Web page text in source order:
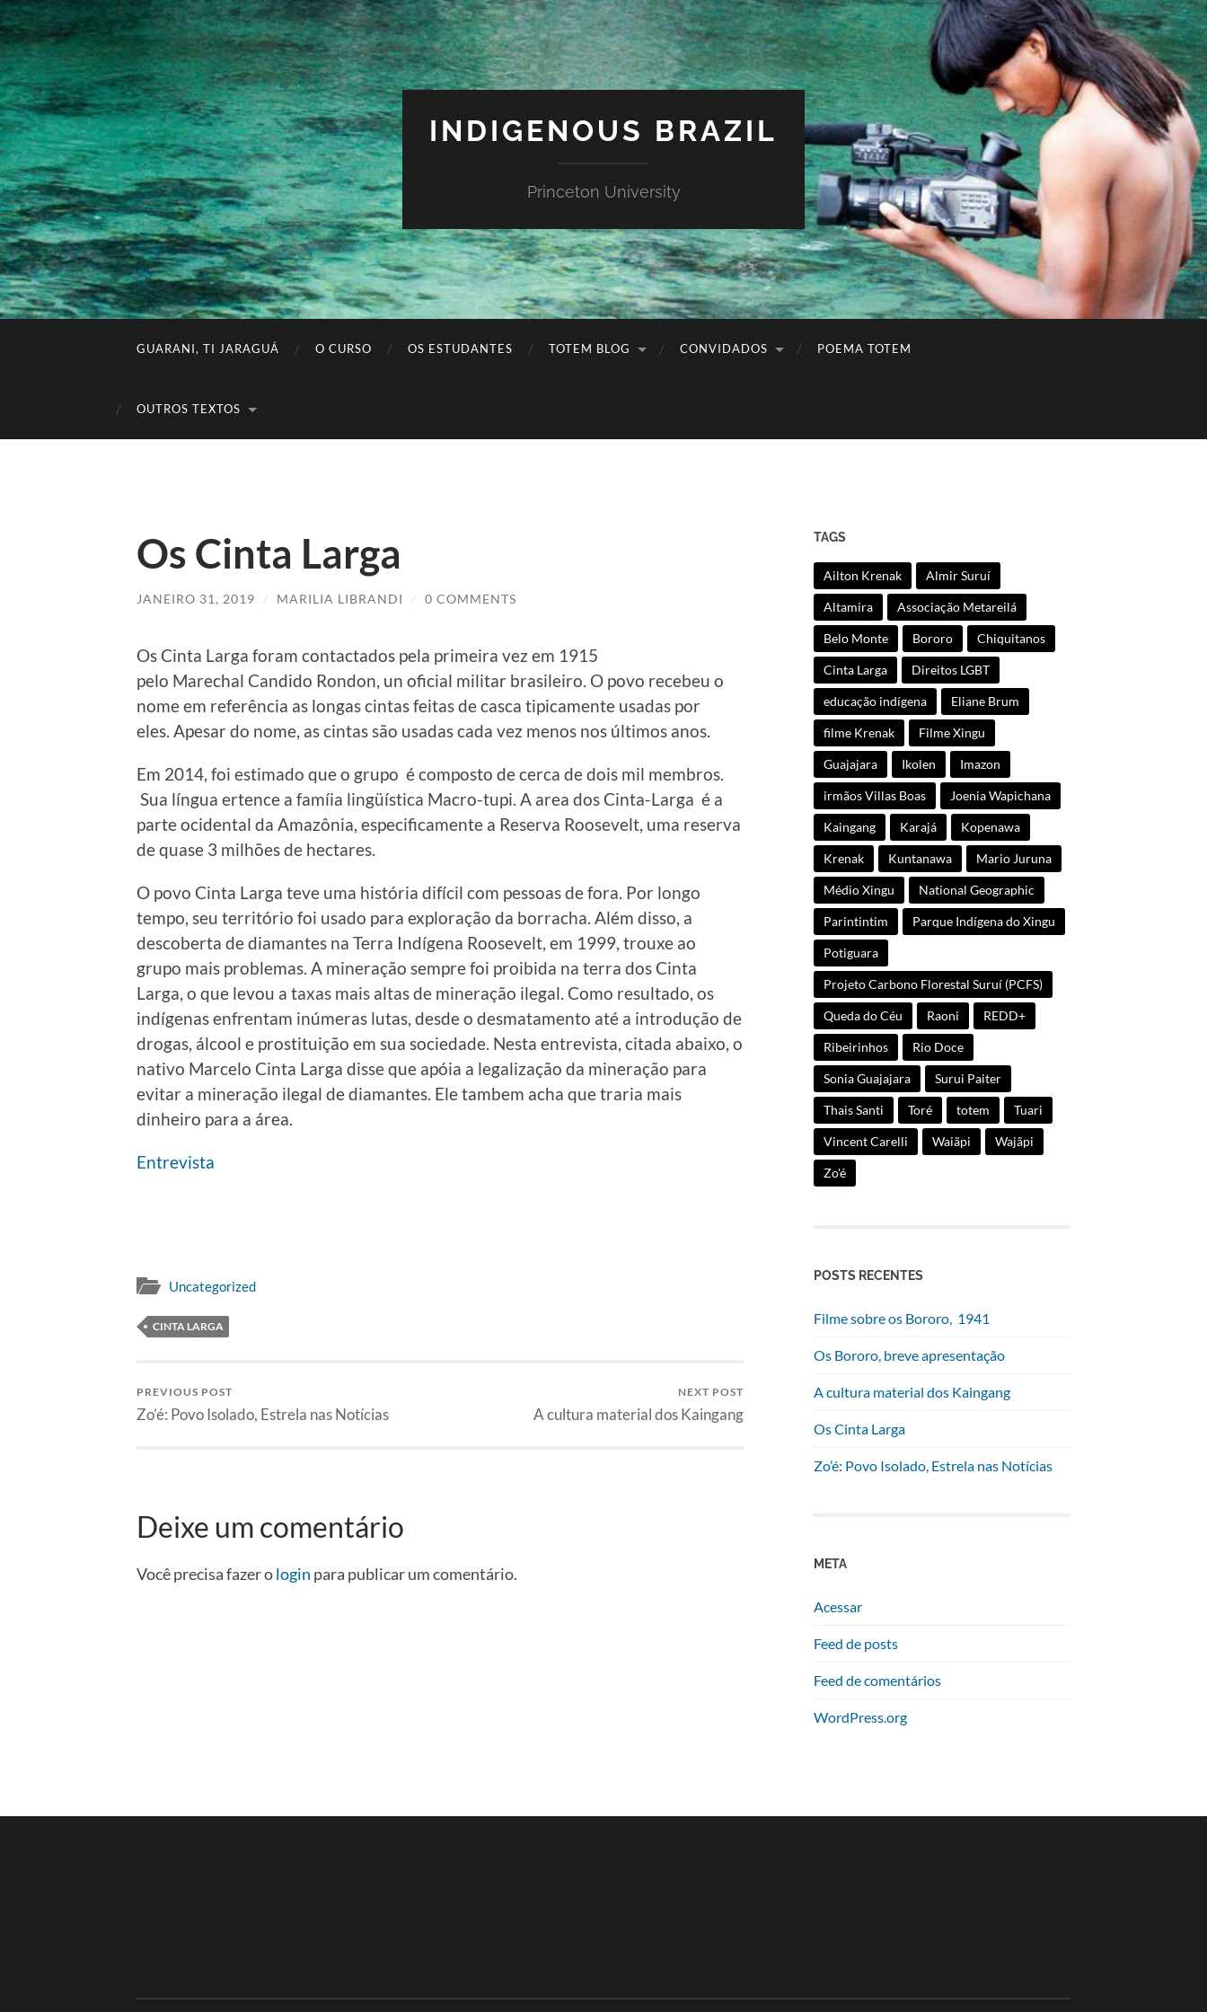
INDIGENOUS BRAZIL
Princeton University
GUARANI, TI JARAGUÁ O CURSO OS ESTUDANTES TOTEM BLOG CONVIDADOS POEMA TOTEM
OUTROS TEXTOS
Os Cinta Larga
JANEIRO 31, 2019 / MARILIA LIBRANDI / 0 COMMENTS
Os Cinta Larga foram contactados pela primeira vez em 1915
pelo Marechal Candido Rondon, un oficial militar brasileiro. O povo recebeu o
nome em referência as longas cintas feitas de casca tipicamente usadas por
eles. Apesar do nome, as cintas são usadas cada vez menos nos últimos anos.
Em 2014, foi estimado que o grupo é composto de cerca de dois mil membros.
Sua língua ertence a famíia lingüística Macro-tupi. A area dos Cinta-Larga é a
parte ocidental da Amazônia, especificamente a Reserva Roosevelt, uma reserva
de quase 3 milhões de hectares.
O povo Cinta Larga teve uma história difícil com pessoas de fora. Por longo
tempo, seu território foi usado para exploração da borracha. Além disso, a
descoberta de diamantes na Terra Indígena Roosevelt, em 1999, trouxe ao
grupo mais problemas. A mineração sempre foi proibida na terra dos Cinta
Larga, o que levou a taxas mais altas de mineração ilegal. Como resultado, os
indígenas enfrentam inúmeras lutas, desde o desmatamento até a introdução de
drogas, álcool e prostituição em sua sociedade. Nesta entrevista, citada abaixo, o
nativo Marcelo Cinta Larga disse que apóia a legalização da mineração para
evitar a mineração ilegal de diamantes. Ele tambem acha que traria mais
dinheiro para a área.
Entrevista
Uncategorized
CINTA LARGA
PREVIOUS POST
Zo’é: Povo Isolado, Estrela nas Notícias
NEXT POST
A cultura material dos Kaingang
Deixe um comentário
Você precisa fazer ologin para publicar um comentário.
TAGS
Ailton Krenak Almir Suruí
Altamira Associação Metareilá
Belo Monte Bororo Chiquitanos
Cinta Larga Direitos LGBT
educação indígena Eliane Brum
filme Krenak Filme Xingu
Guajajara Ikolen Imazon
irmãos Villas Boas Joenia Wapichana
Kaingang Karajá Kopenawa
Krenak Kuntanawa Mario Juruna
Médio Xingu National Geographic
Parintintim Parque Indígena do Xingu
Potiguara
Projeto Carbono Florestal Suruí (PCFS)
Queda do Céu Raoni REDD+
Ribeirinhos Rio Doce
Sonia Guajajara Surui Paiter
Thais Santi Toré totem Tuari
Vincent Carelli Waiãpi Wajãpi
Zo'é
POSTS RECENTES
Filme sobre os Bororo, 1941
Os Bororo, breve apresentação
A cultura material dos Kaingang
Os Cinta Larga
Zo’é: Povo Isolado, Estrela nas Notícias
META
Acessar
Feed de posts
Feed de comentários
WordPress.org